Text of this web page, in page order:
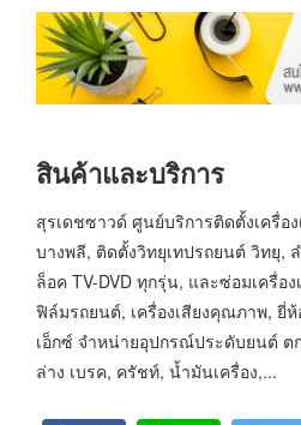
สินค้าและบริการ
สุรเดชซาวด์ ศูนย์บริการติดตั้งเครื่อง
บางพลี, ติดตั้งวิทยุเทปรถยนต์ วิทยุ,
ล็อค TV-DVD ทุกรุ่น, และซ่อมเครื่อ
ฟิล์มรถยนต์, เครื่องเสียงคุณภาพ, ยี่
เอ็กซ์ จำหน่ายอุปกรณ์ประดับยนต์ ต
ล่าง เบรค, ครัชท์, น้ำมันเครื่อง,...